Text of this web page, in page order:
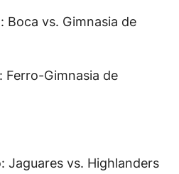
Boca vs. Gimnasia de
Ferro-Gimnasia de
Jaguares vs. Highlanders